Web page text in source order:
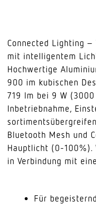
Connected Lighting
mit intelligentem
Hochwertige
900 im kubischen
719 lm bei 9 W
Inbetriebnahme,
Bluetooth Mesh und
Hauptlicht (0-100%).
in Verbindung mit
Für